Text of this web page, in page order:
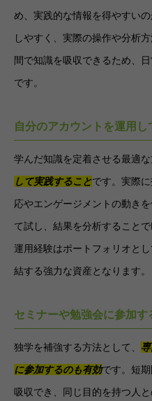
め、実践的な情報を得やすい
しやすく、実際の操作や分析
間で知識を吸収できるため、
です。
自分のアカウントを運用し
学んだ知識を定着させる最適な
して実践することです。実際
応やエンゲージメントの動き
て試し、結果を分析すること
運用経験はポートフォリオと
結する強力な資産となります。
セミナーや勉強会に参加す
独学を補強する方法として、
に参加するのも有効です。短
吸収でき、同じ目的を持つ人